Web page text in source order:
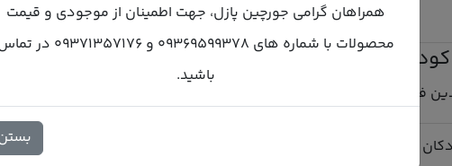
و بزرگسالان
فایده و تاثیر مثبت دارد که در ادامه به برخی از آنها اشاره می کنم:
و بزرگسالان کمک می کند تا تمرکز و توجه آنها بهبود پیدا کند. زیرا
همراهان گرامی جورچین پازل، جهت اطمینان از موجودی و قیمت
محصولات با شماره های 09369599378 و 09371357176
باشید.